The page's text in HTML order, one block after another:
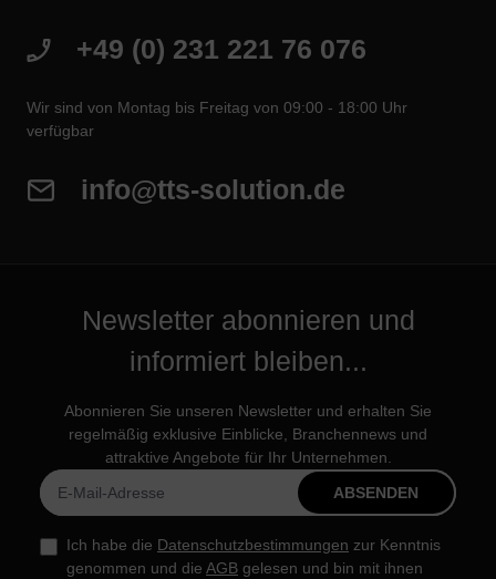
+49 (0) 231 221 76 076
Wir sind von Montag bis Freitag von 09:00 - 18:00 Uhr
verfügbar
info@tts-solution.de
Newsletter abonnieren und
informiert bleiben...
Abonnieren Sie unseren Newsletter und erhalten Sie
regelmäßig exklusive Einblicke, Branchennews und
attraktive Angebote für Ihr Unternehmen.
ABSENDEN
Ich habe die Datenschutzbestimmungen zur Kenntnis
genommen und die AGB gelesen und bin mit ihnen